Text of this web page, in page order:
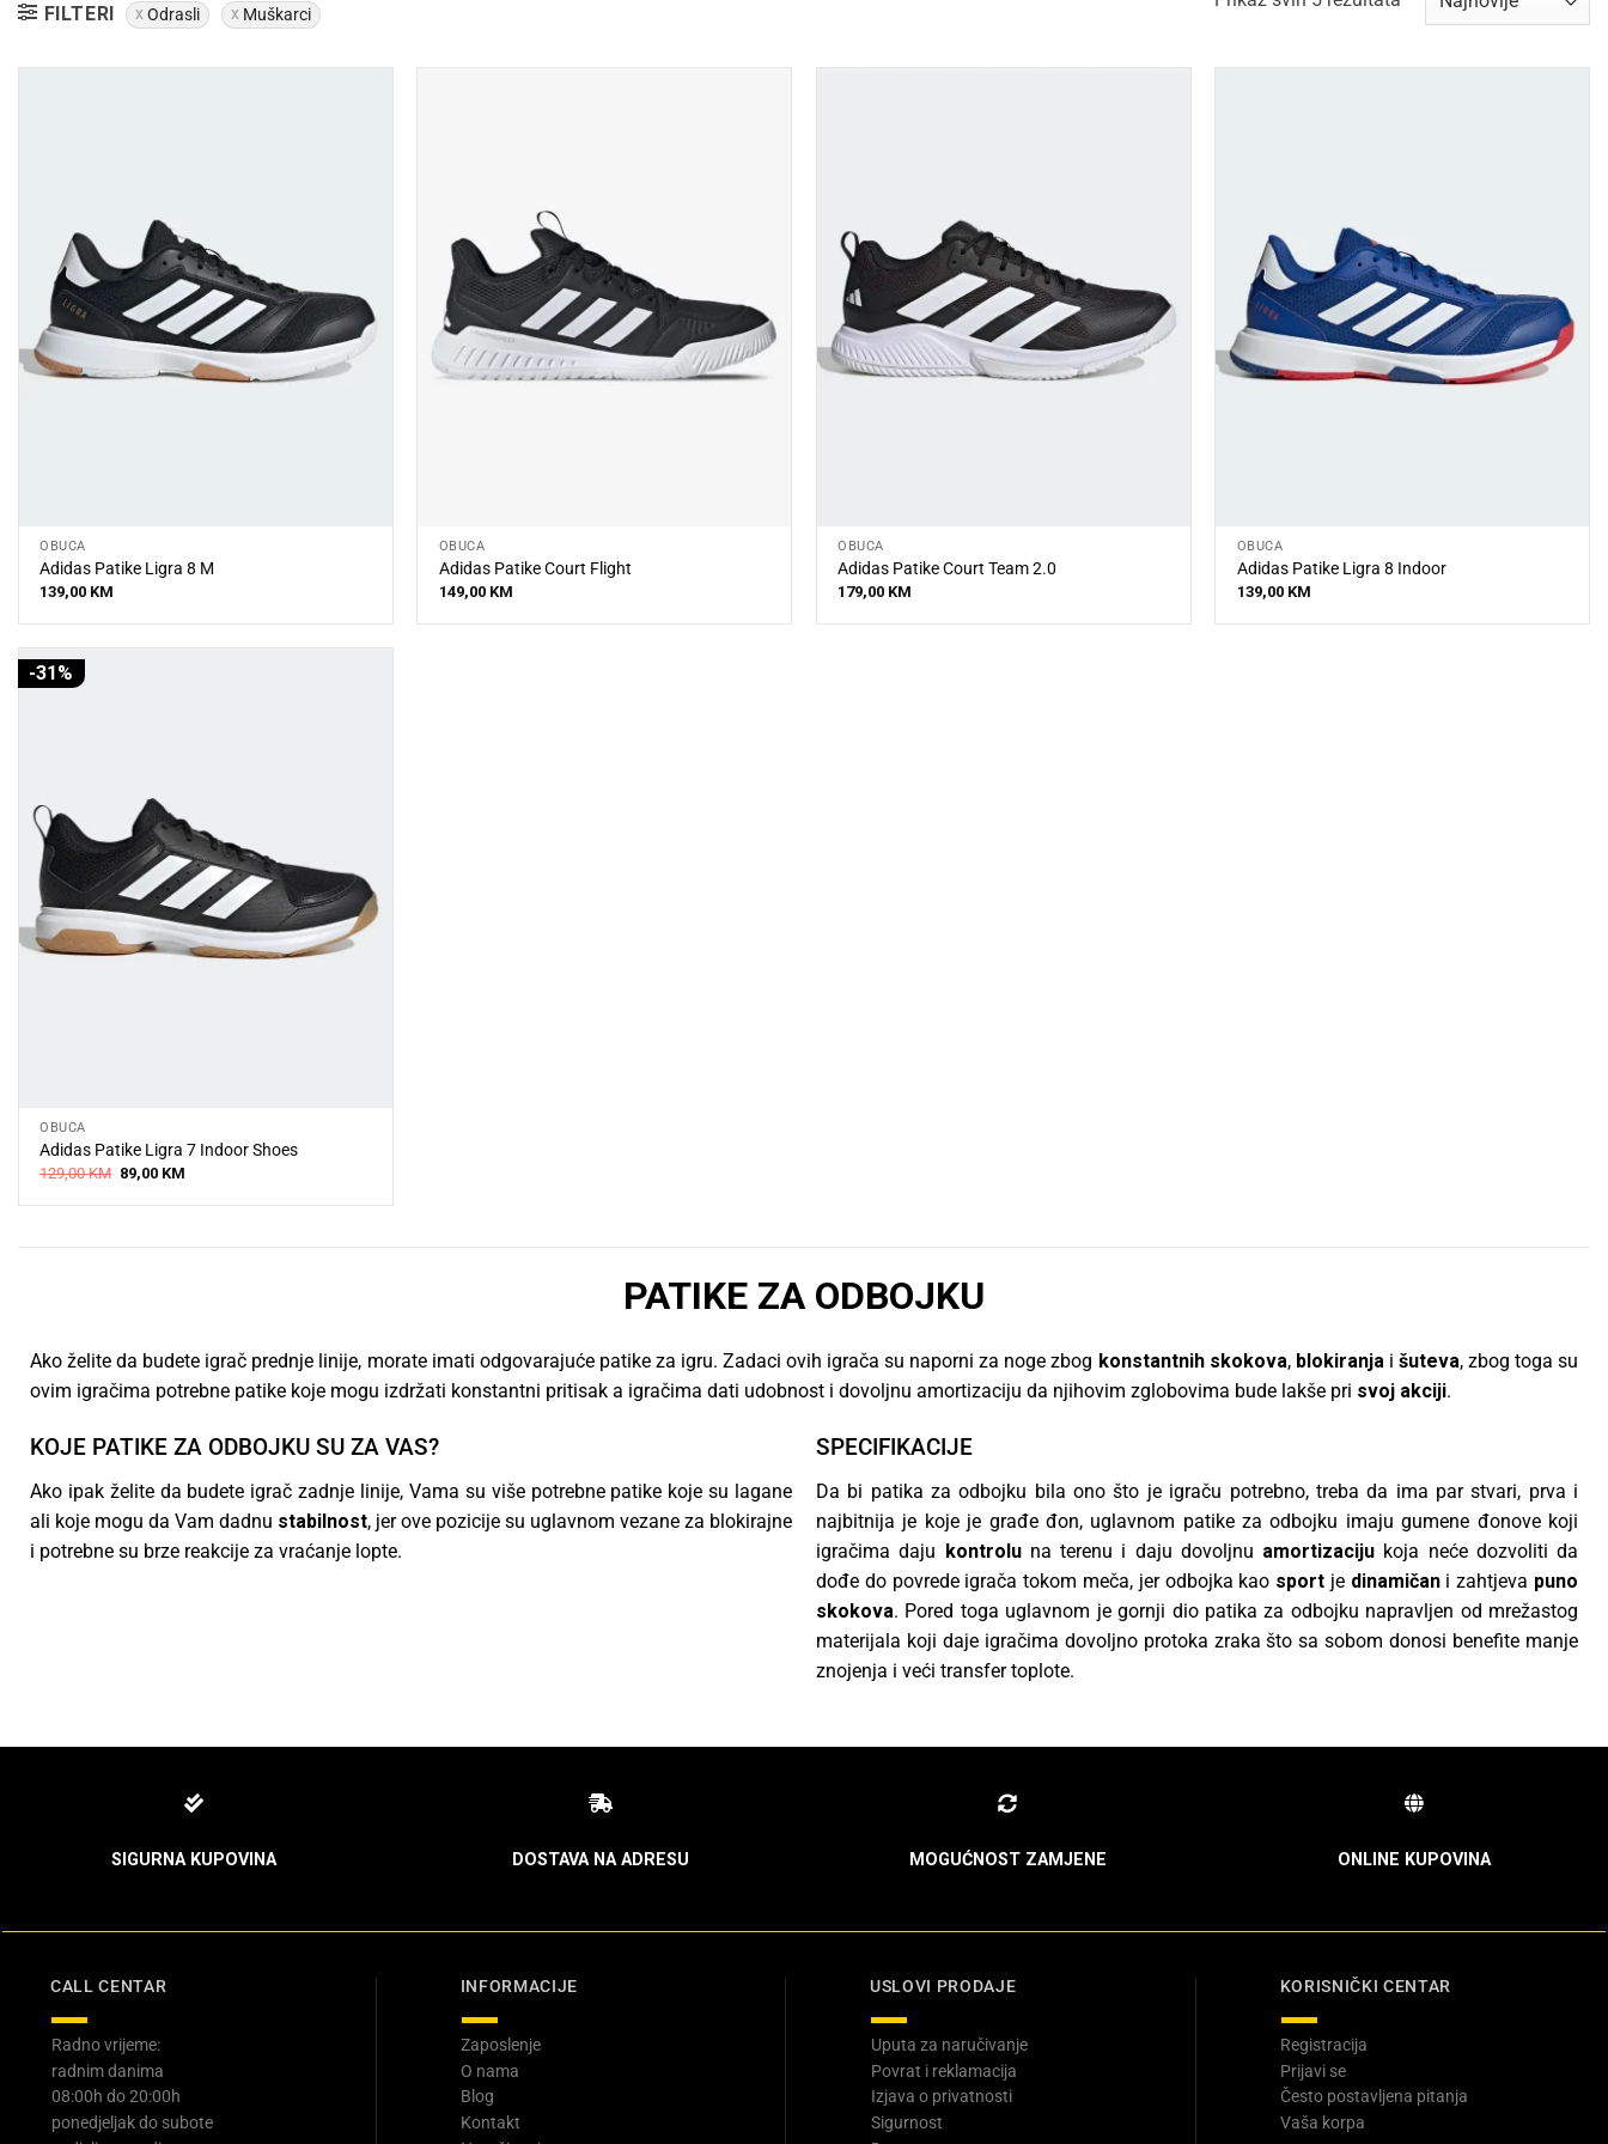
FILTERI Odrasli Muškarci
OBUĆA
Adidas Patike Ligra 8 M
139,00 KM
OBUĆA
Adidas Patike Court Flight
149,00 KM
OBUĆA
Adidas Patike Court Team 2.0
179,00 KM
OBUĆA
Adidas Patike Ligra 8 Indoor
139,00 KM
-31%
OBUĆA
Adidas Patike Ligra 7 Indoor Shoes
129,00KM Original
price
89,00 KMCurrent
PATIKE ZA ODBOJKU
Ako želite da budete igrač prednje linije, morate imati odgovarajuće patike za igru. Zadaci ovih igrača su naporni za noge zbog konstantnih skokova, blokiranjai šuteva, zbog toga su
ovim igračima potrebne patike koje mogu izdržati konstantni pritisak a igračima dati udobnost i dovoljnu amortizaciju da njihovim zglobovima bude lakše pri svoj akciji.
KOJE PATIKE ZA ODBOJKU SU ZA VAS?
Ako ipak želite da budete igrač zadnje linije, Vama su više potrebne patike koje su lagane
ali koje mogu da Vam dadnu stabilnost, jer ove pozicije su uglavnom vezane za blokirajne
i potrebne su brze reakcije za vraćanje lopte.
SPECIFIKACIJE
Da bi patika za odbojku bila ono što je igraču potrebno, treba da ima par stvari, prva i
najbitnija je koje je građe đon, uglavnom patike za odbojku imaju gumene đonove koji
igračima daju
kontroluna terenu i daju dovoljnu amortizaciju koja neće dozvoliti da
dođe do povrede igrača tokom meča, jer odbojka kao sport je dinamičani zahtjeva puno
skokova. Pored toga uglavnom je gornji dio patika za odbojku napravljen od mrežastog
materijala koji daje igračima dovoljno protoka zraka što sa sobom donosi benefite manje
znojenja i veći transfer toplote.
SIGURNA KUPOVINA DOSTAVA NA ADRESU MOGUĆNOST ZAMJENE ONLINE KUPOVINA
CALL CENTAR
Radno vrijeme:
radnim danima
08:00h do 20:00h
ponedjeljak do subote
INFORMACIJE
Zaposlenje
O nama
Blog
Kontakt
USLOVI PRODAJE
Uputa za naručivanje
Povrat i reklamacija
Izjava o privatnosti
Sigurnost
KORISNIČKI CENTAR
Registracija
Prijavi se
Često postavljena pitanja
Vaša korpa